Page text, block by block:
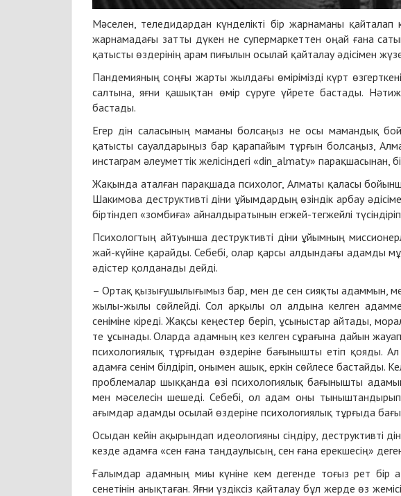
Мәселен, теледидардан күнделікті бір жарнаманы қайталап
жарнамадағы затты дүкен не супермаркеттен оңай ғана
қатысты өздерінің арам пиғылын осылай қайталау әдісімен
Пандемияның соңғы жарты жылдағы өмірімізді күрт
салтына, яғни қашықтан өмір сүруге үйрете бастады.
бастады.
Егер дін саласының маманы болсаңыз не осы мамандық
қатысты сауалдарыңыз бар қарапайым тұрғын болсаңыз,
инстаграм әлеуметтік желісіндегі «din_almaty» парақшасынан,
Жақында аталған парақшада психолог, Алматы қаласы
Шакимова деструктивті діни ұйымдардың өзіндік арбау
біртіндеп «зомбиға» айналдыратынын егжей-тегжейлі
Психологтың айтуынша деструктивті діни ұйымның
жай-күйіне қарайды. Себебі, олар қарсы алдындағы адамды
әдістер қолданады дейді.
– Ортақ қызығушылығымыз бар, мен де сен сияқты адаммын,
жылы-жылы сөйлейді. Сол арқылы ол алдына келген
сеніміне кіреді. Жақсы кеңестер беріп, ұсыныстар айтады,
те ұсынады. Оларда адамның кез келген сұрағына дайын
психологиялық тұрғыдан өздеріне бағынышты етіп қояды.
адамға сенім білдіріп, онымен ашық, еркін сөйлесе бастайды.
проблемалар шыққанда өзі психологиялық бағынышты
мен мәселесін шешеді. Себебі, ол адам оны
ағымдар адамды осылай өздеріне психологиялық тұрғыда
Осыдан кейін ақырындап идеологияны сіңдіру, деструктивті
кезде адамға «сен ғана таңдаулысың, сен ғана ерекшесің»
Ғалымдар адамның миы күніне кем дегенде тоғыз рет бір
сенетінін анықтаған. Яғни үздіксіз қайталау бұл жерде өз